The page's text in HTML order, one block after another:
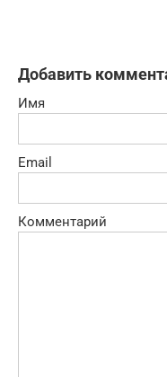
Добавить
Имя
Email
Комментарий